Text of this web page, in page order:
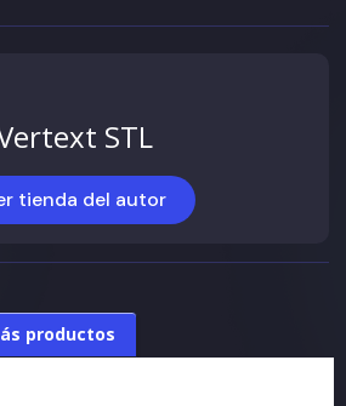
STL
tienda del autor
productos